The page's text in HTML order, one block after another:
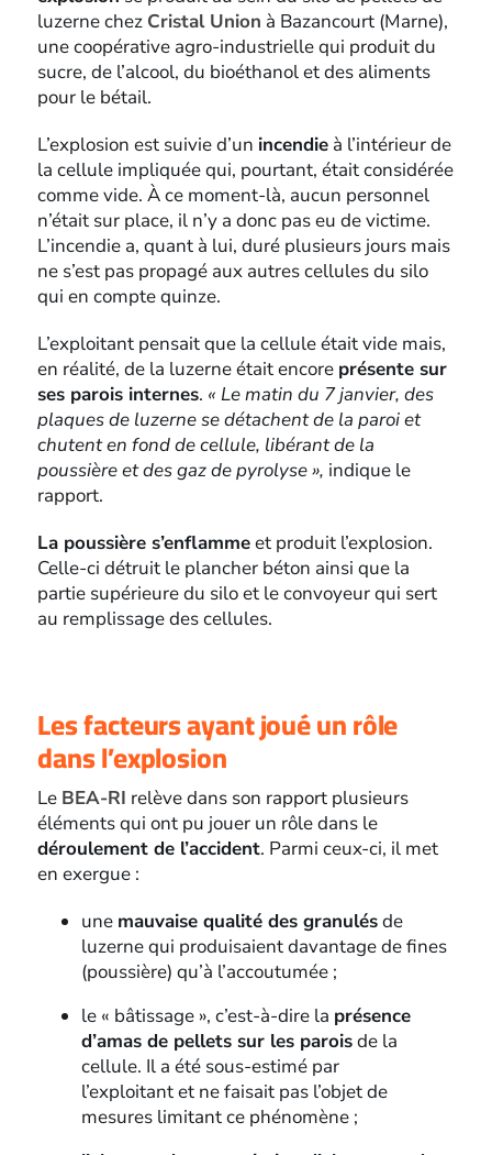
luzerne chez Cristal Union à Bazancourt (Marne),
une coopérative agro-industrielle qui produit du
sucre, de l’alcool, du bioéthanol et des aliments
pour le bétail.
L’explosion est suivie d’un incendie à l’intérieur de
la cellule impliquée qui, pourtant, était considérée
comme vide. À ce moment-là, aucun personnel
n’était sur place, il n’y a donc pas eu de victime.
L’incendie a, quant à lui, duré plusieurs jours mais
ne s’est pas propagé aux autres cellules du silo
qui en compte quinze.
L’exploitant pensait que la cellule était vide mais,
en réalité, de la luzerne était encore présente sur
ses parois internes. « Le matin du 7 janvier, des
plaques de luzerne se détachent de la paroi et
chutent en fond de cellule, libérant de la
poussière et des gaz de pyrolyse », indique le
rapport.
La poussière s’enflammeet produit l’explosion.
Celle-ci détruit le plancher béton ainsi que la
partie supérieure du silo et le convoyeur qui sert
au remplissage des cellules.
Les facteurs ayant joué un rôle
dans l’explosion
Le BEA-RI relève dans son rapport plusieurs
éléments qui ont pu jouer un rôle dans le
déroulement de l’accident. Parmi ceux-ci, il met
en exergue :
une mauvaise qualité des granulésde
luzerne qui produisaient davantage de fines
(poussière) qu’à l’accoutumée ;
le « bâtissage », c’est-à-dire la présence
d’amas de pellets sur les paroisde la
cellule. Il a été sous-estimé par
l’exploitant et ne faisait pas l’objet de
mesures limitant ce phénomène ;